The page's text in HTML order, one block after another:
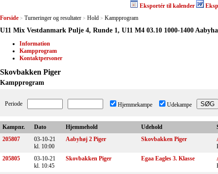
Eksportér til kalender
Forside > Turneringer og resultater > Hold > Kampprogram
U11 Mix Vestdanmark Pulje 4, Runde 1, U11 M4 03.10 1000-1400
Information
Kampprogram
Kontaktpersoner
Skovbakken Piger
Kampprogram
Periode Hjemmekampe Udekampe
Kampnr. Dato Hjemmehold Udehold
205807
03-10-21
kl. 10:00
Aabyhøj 2 Piger Skovbakken Piger
205805
03-10-21
kl. 10:45
Skovbakken Piger Egaa Eagles 3. Klasse